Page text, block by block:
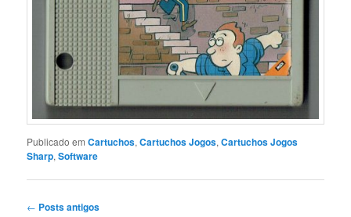
Publicado em Cartuchos,Cartuchos Jogos,Cartuchos Jogos
Sharp,Software
Navegação
← Posts antigos